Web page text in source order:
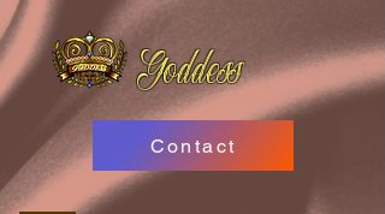
Goddess
Contact